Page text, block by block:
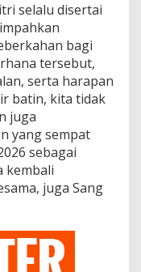
selalu disertai
bagi
tersebut,
serta harapan
batin, kita tidak
juga
yang sempat
sebagai
kembali
juga Sang